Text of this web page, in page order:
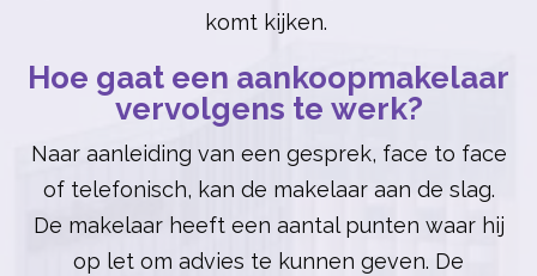
komt kijken.
Hoe gaat een aankoopmakelaar
vervolgens te werk?
Naar aanleiding van een gesprek, face to face
of telefonisch, kan de makelaar aan de slag.
De makelaar heeft een aantal punten waar hij
op let om advies te kunnen geven. De